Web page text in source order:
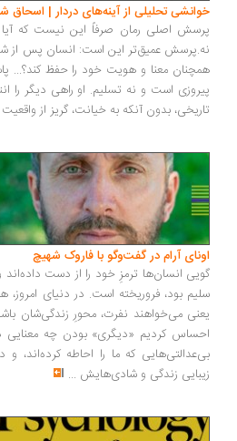
تحلیلی از آینه‌های دردار | اسحاق شیروانی
اصلی رمان صرفاً این نیست که آیا
عمیق‌تر این است: انسان پس از شکست
معنا و هویت خود را حفظ کند؟... پاسخی که
است و نه تسلیم. او راهی دیگر را
بدون آنکه به خیانت، گریز از واقعیت یا
آرام در گفت‌وگو با فاروک شهیچ‭
انسان‌ها ترمزِ خود را از دست داده‌اند و آن
بود، فروریخته است. در دنیای امروز، همه
می‌خواهند نفرت، محورِ زندگی‌شان باشد...
کردیم «دیگری» بودن چه معنایی
که ما را احاطه کرده‌اند، و در
زندگی و شادی‌هایش...